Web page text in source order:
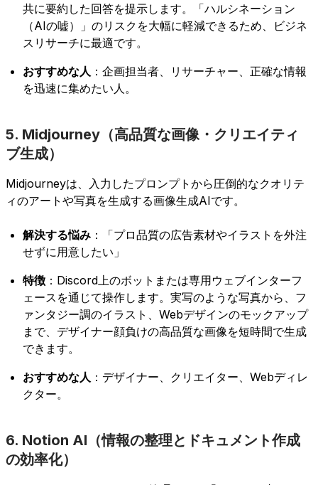
共に要約した回答を提示します。「ハルシネーション
（AIの嘘）」のリスクを大幅に軽減できるため、ビジネ
スリサーチに最適です。
おすすめな人 ：企画担当者、リサーチャー、正確な情報
を迅速に集めたい人。
5. Midjourney（高品質な画像・クリエイティ
ブ生成）
Midjourneyは、入力したプロンプトから圧倒的なクオリテ
ィのアートや写真を生成する画像生成AIです。
解決する悩み ：「プロ品質の広告素材やイラストを外注
せずに用意したい」
特徴 ：Discord上のボットまたは専用ウェブインターフ
ェースを通じて操作します。実写のような写真から、フ
ァンタジー調のイラスト、Webデザインのモックアップ
まで、デザイナー顔負けの高品質な画像を短時間で生成
できます。
おすすめな人 ：デザイナー、クリエイター、Webディレ
クター。
6. Notion AI（情報の整理とドキュメント作成
の効率化）